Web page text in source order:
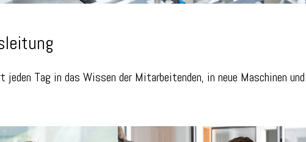
Tag in das Wissen der Mitarbeitenden, in neue Maschinen